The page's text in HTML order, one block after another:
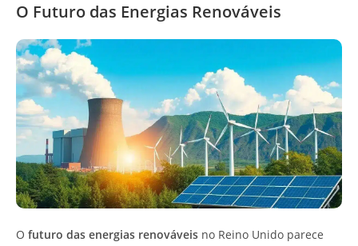
O Futuro das Energias Renováveis
O futuro das energias renováveis no Reino Unido parece